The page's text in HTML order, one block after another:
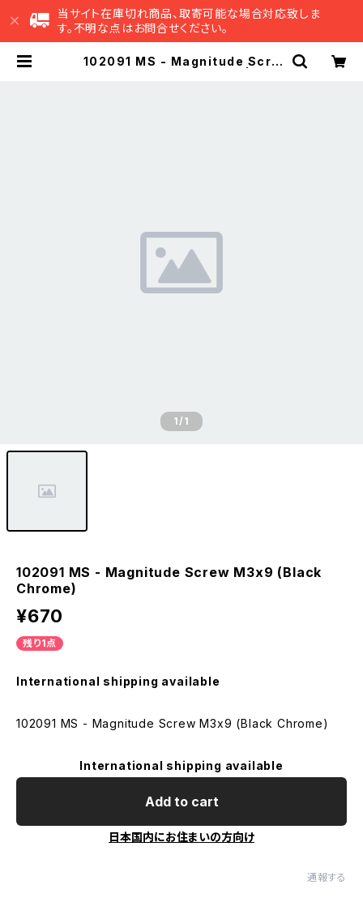
当サイト在庫切れ商品、取寄可能な場合対応致しま
す。不明な点はお問合せください。
102091 MS - Magnitude Scre
1/1
102091 MS - Magnitude Screw M3x9 (Black
Chrome)
¥670
残り1点
International shipping available
102091 MS - Magnitude Screw M3x9 (Black Chrome)
International shipping available
Add to cart
日本国内にお住まいの方向け
通報する